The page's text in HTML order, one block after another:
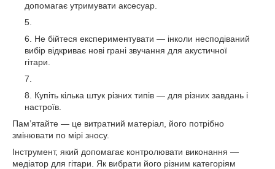
допомагає утримувати аксесуар.
Не бійтеся експериментувати — інколи несподіваний
вибір відкриває нові грані звучання для акустичної
гітари.
Купіть кілька штук різних типів — для різних завдань і
настроїв.
Пам’ятайте — це витратний матеріал, його потрібно
змінювати по мірі зносу.
Інструмент, який допомагає контролювати виконання —
медіатор для гітари. Як вибрати його різним категоріям